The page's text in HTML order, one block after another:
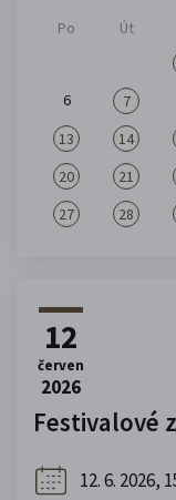
Po Út
6
7
13
14
20
21
27
28
12
červen
2026
Festivalové
12. 6. 2026,